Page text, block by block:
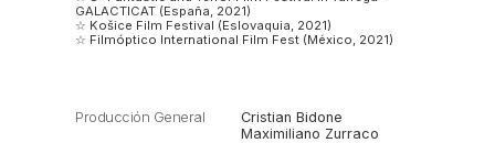
GALACTICAT (España, 2021)
☆ Košice Film Festival (Eslovaquia, 2021)
☆ Filmóptico International Film Fest (México, 2021)
Producción General
Cristian Bidone
Maximiliano Zurraco